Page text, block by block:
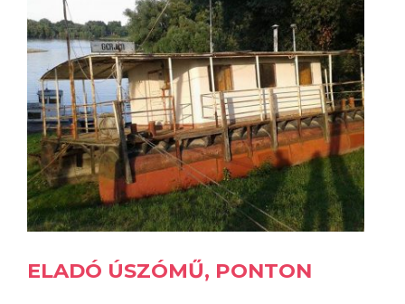
ELADÓ ÚSZÓMŰ, PONTON